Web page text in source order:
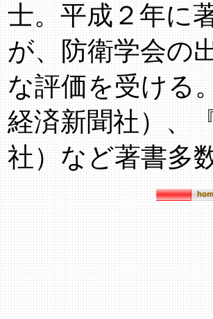
士。平成２年に
が、防衛学会の
な評価を受ける
経済新聞社）、
社）など著書多